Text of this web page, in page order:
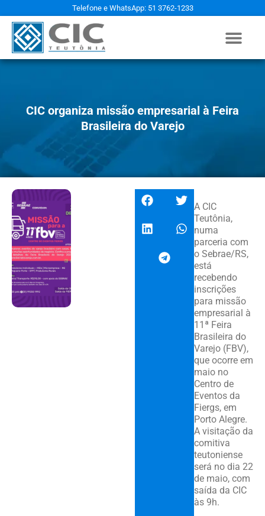
Telefone e WhatsApp: 51 3762-1233
CIC organiza missão empresarial à Feira
Brasileira do Varejo
A CIC
Teutônia,
numa
parceria com
o Sebrae/RS,
está
recebendo
inscrições
para missão
empresarial à
11ª Feira
Brasileira do
Varejo (FBV),
que ocorre em
maio no
Centro de
Eventos da
Fiergs, em
Porto Alegre.
A visitação da
comitiva
teutoniense
será no dia 22
de maio, com
saída da CIC
às 9h.